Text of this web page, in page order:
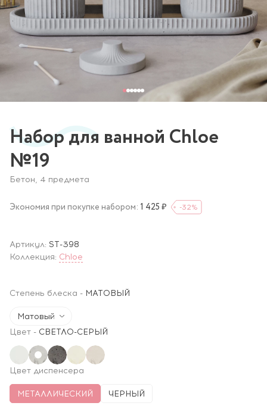
Набор для ванной Chloe
№19
Бетон, 4 предмета
Экономия при покупке набором: 1 425 ₽ -32%
Артикул: ST-398
Коллекция: Chloe
Степень блеска - МАТОВЫЙ
Матовый
Цвет - СВЕТЛО-СЕРЫЙ
Цвет диспенсера
МЕТАЛЛИЧЕСКИЙ ЧЕРНЫЙ